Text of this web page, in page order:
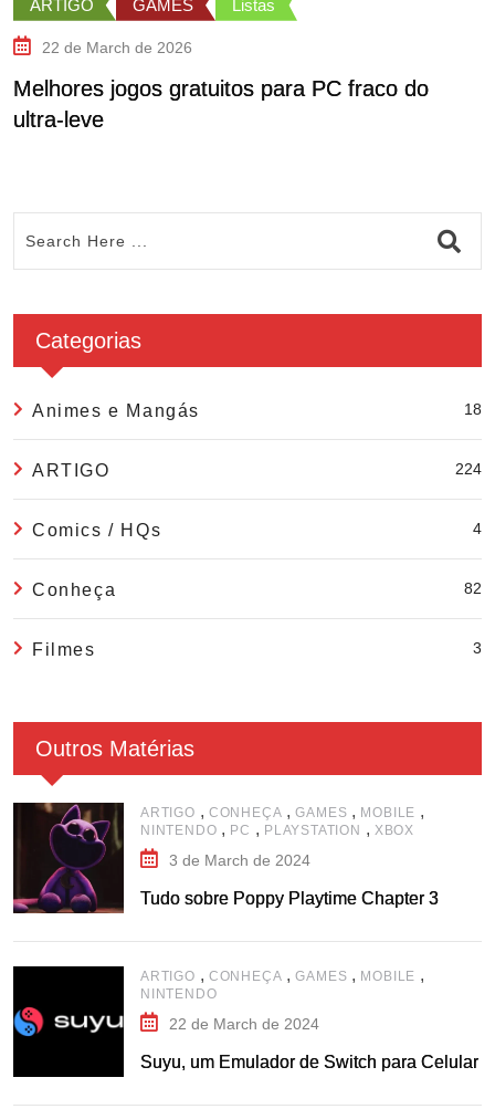
ARTIGO GAMES Listas
22 de March de 2026
Melhores jogos gratuitos para PC fraco do
ultra-leve
Categorias
Animes e Mangás 18
ARTIGO 224
Comics / HQs 4
Conheça 82
Filmes 3
Outros Matérias
ARTIGO , CONHEÇA ,GAMES , MOBILE ,
NINTENDO , PC , PLAYSTATION , XBOX
3 de March de 2024
Tudo sobre Poppy Playtime Chapter 3
ARTIGO , CONHEÇA ,GAMES , MOBILE ,
NINTENDO
22 de March de 2024
Suyu, um Emulador de Switch para Celular